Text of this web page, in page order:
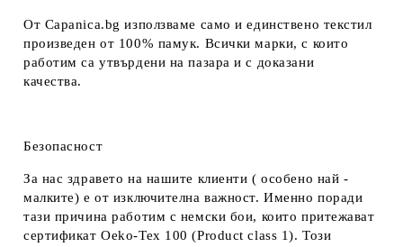
От Capanica.bg използваме само и единствено текстил
произведен от 100% памук. Всички марки, с които
работим са утвърдени на пазара и с доказани
качества.
Безопасност
За нас здравето на нашите клиенти ( особено най -
малките) е от изключителна важност. Именно поради
тази причина работим с немски бои, които притежават
сертификат Oeko-Tex 100 (Product class 1). Този